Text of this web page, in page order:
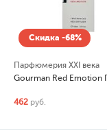
Скидка -68%
Парфюмерия XXI века
462 руб.